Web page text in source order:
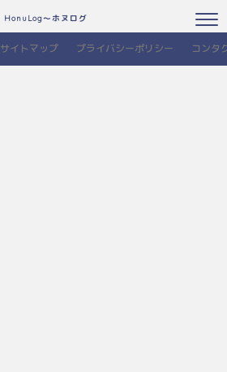
HonuLog～ホヌログ
サイトマップ プライバシーポリシー コンタ